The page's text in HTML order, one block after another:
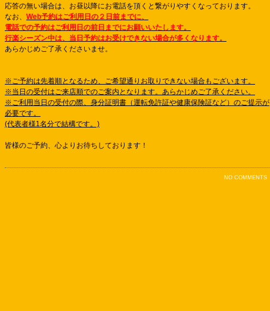
応答の無い場合は、お昼以降にお電話を頂くと繋がりやすくなっております。
なお、 Web予約はご利用日の２日前までに、
電話での予約はご利用日の前日までにお願いいたします。
行楽シーズン中は、当日予約はお受けできない場合が多くなります。
あらかじめご了承くださいませ。
※ご予約は先着順となるため、ご希望通りお取りできない場合もございます。
※当日の受付はご来店順でのご案内となります。あらかじめご了承ください。
※ご利用当日の受付の際、身分証明書（運転免許証や健康保険証など）のご提示が
必要です。
(代表者様1名分で結構です。)
皆様のご予約、心よりお待ちしております！
NO COMMENTS